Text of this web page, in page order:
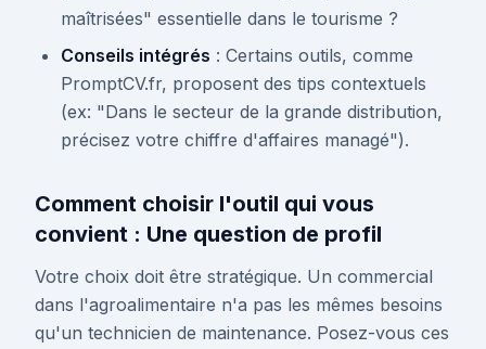
maîtrisées" essentielle dans le tourisme ?
Conseils intégrés : Certains outils, comme
PromptCV.fr, proposent des tips contextuels
(ex: "Dans le secteur de la grande distribution,
précisez votre chiffre d'affaires managé").
Comment choisir l'outil qui vous
convient : Une question de profil
Votre choix doit être stratégique. Un commercial
dans l'agroalimentaire n'a pas les mêmes besoins
qu'un technicien de maintenance. Posez-vous ces